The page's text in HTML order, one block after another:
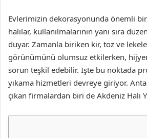
Evlerimizin dekorasyonunda önemli
halılar, kullanılmalarının yanı sıra
duyar. Zamanla biriken kir, toz ve
görünümünü olumsuz etkilerken,
sorun teşkil edebilir. İşte bu noktada
yıkama hizmetleri devreye giriyor.
çıkan firmalardan biri de Akdeniz Halı